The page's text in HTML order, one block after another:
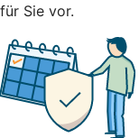
für Sie vor.